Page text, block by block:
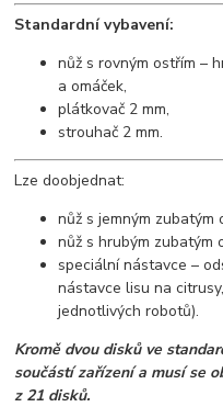
Standardní vybavení:
nůž s rovným ostřím –
a omáček,
plátkovač 2 mm,
strouhač 2 mm.
Lze doobjednat:
nůž s jemným zubatým
nůž s hrubým zubatým
speciální nástavce –
nástavce lisu na
jednotlivých robotů).
Kromě dvou disků ve
součástí zařízení a musí se
z 21 disků.